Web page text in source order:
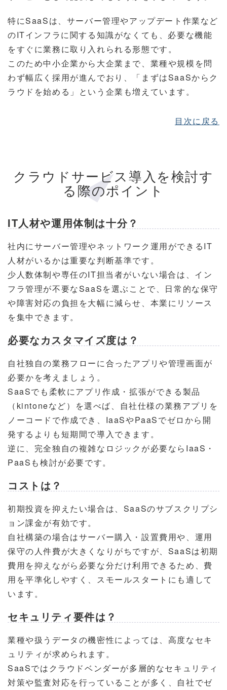
特にSaaSは、サーバー管理やアップデート作業など
のITインフラに関する知識がなくても、必要な機能
をすぐに業務に取り入れられる形態です。
このため中小企業から大企業まで、業種や規模を問
わず幅広く採用が進んでおり、「まずはSaaSからク
ラウドを始める」という企業も増えています。
目次に戻る
クラウドサービス導入を検討す
る際のポイント
IT人材や運用体制は十分？
社内にサーバー管理やネットワーク運用ができるIT
人材がいるかは重要な判断基準です。
少人数体制や専任のIT担当者がいない場合は、イン
フラ管理が不要なSaaSを選ぶことで、日常的な保守
や障害対応の負担を大幅に減らせ、本業にリソース
を集中できます。
必要なカスタマイズ度は？
自社独自の業務フローに合ったアプリや管理画面が
必要かを考えましょう。
SaaSでも柔軟にアプリ作成・拡張ができる製品
（kintoneなど）を選べば、自社仕様の業務アプリを
ノーコードで作成でき、IaaSやPaaSでゼロから開
発するよりも短期間で導入できます。
逆に、完全独自の複雑なロジックが必要ならIaaS・
PaaSも検討が必要です。
コストは？
初期投資を抑えたい場合は、SaaSのサブスクリプシ
ョン課金が有効です。
自社構築の場合はサーバー購入・設置費用や、運用
保守の人件費が大きくなりがちですが、SaaSは初期
費用を抑えながら必要な分だけ利用できるため、費
用を平準化しやすく、スモールスタートにも適して
います。
セキュリティ要件は？
業種や扱うデータの機密性によっては、高度なセキ
ュリティが求められます。
SaaSではクラウドベンダーが多層的なセキュリティ
対策や監査対応を行っていることが多く、自社でゼ